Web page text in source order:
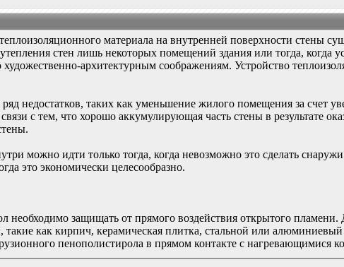
материала на внутренней поверхности стены
стен лишь некоторых помещений здания или тогда, когда
архитектурным соображениям. Устройство
недостатков, таких как уменьшение жилого помещения за счет
с тем, что хорошо аккумулирующая часть стены в результате
можно идти только тогда, когда невозможно это сделать
это экономически целесообразно.
необходимо защищать от прямого воздействия открытого пламени.
такие как кирпич, керамическая плитка, стальной или
пенополистирола в прямом контакте с нагревающимися